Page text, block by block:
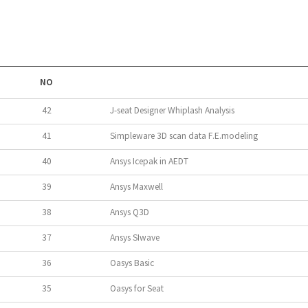
NO
42 J-seat Designer Whiplash Analysis
41 Simpleware 3D scan data F.E.modeling
40 Ansys Icepak in AEDT
39 Ansys Maxwell
38 Ansys Q3D
37 Ansys SIwave
36 Oasys Basic
35 Oasys for Seat